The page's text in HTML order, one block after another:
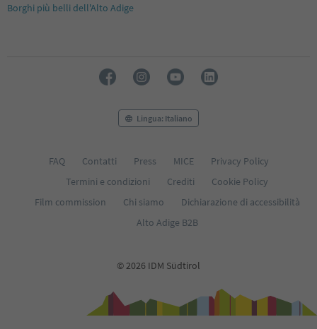
Borghi più belli dell'Alto Adige
Lingua: Italiano
FAQ Contatti Press MICE
Privacy Policy
Termini e condizioni
Crediti
Cookie Policy
Film commission
Chi siamo
Dichiarazione di accessibilità
Alto Adige B2B
© 2026 IDM Südtirol